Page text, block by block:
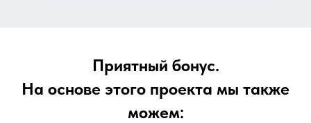
Приятный бонус.
На основе этого проекта мы также
можем: